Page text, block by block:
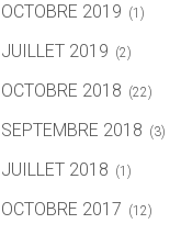
OCTOBRE 2019 (1)
JUILLET 2019 (2)
OCTOBRE 2018 (22)
SEPTEMBRE 2018 (3)
JUILLET 2018 (1)
OCTOBRE 2017 (12)